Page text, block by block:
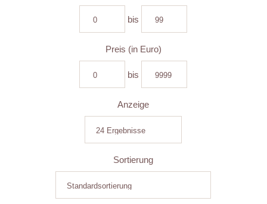
bis
Preis (in Euro)
bis
Anzeige
Sortierung